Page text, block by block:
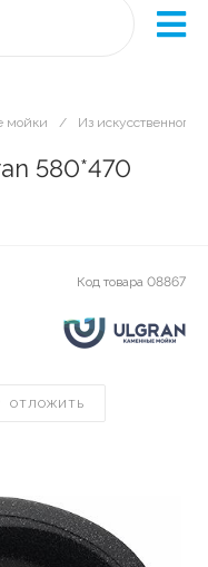
мойки / Из искусственного
580*470
Код товара 08867
ОТЛОЖИТЬ